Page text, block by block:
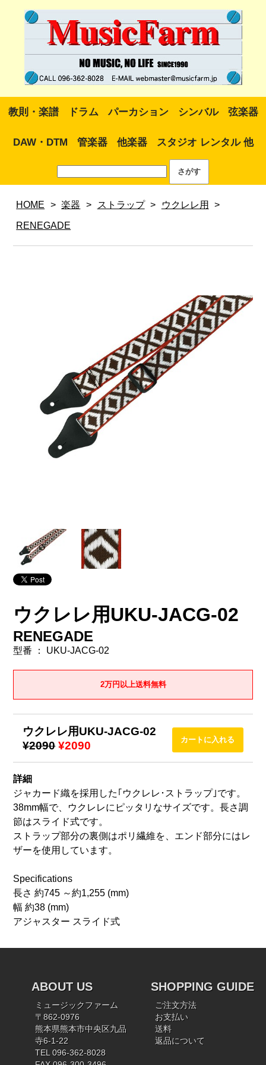
教則・楽譜 ドラム パーカション シンバル 弦楽器
DAW・DTM 管楽器 他楽器 スタジオ レンタル 他
HOME > 楽器 > ストラップ > ウクレレ用 >
RENEGADE
ウクレレ用UKU-JACG-02
RENEGADE
型番 ： UKU-JACG-02
2万円以上送料無料
ウクレレ用UKU-JACG-02
¥2090 ¥2090
詳細
ジャカード織を採用した｢ウクレレ･ストラップ｣です。
38mm幅で、ウクレレにピッタリなサイズです。長さ調
節はスライド式です。
ストラップ部分の裏側はポリ繊維を、エンド部分にはレ
ザーを使用しています。
Specifications
長さ 約745 ～約1,255 (mm)
幅 約38 (mm)
アジャスター スライド式
ABOUT US
ミュージックファーム
〒862-0976
熊本県熊本市中央区九品
寺6-1-22
TEL 096-362-8028
SHOPPING GUIDE
ご注文方法
お支払い
送料
返品について